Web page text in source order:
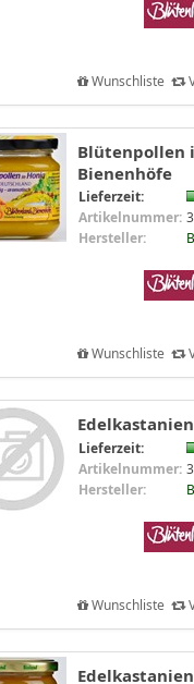
Wunschliste
Blütenpollen
Bienenhöfe
Lieferzeit:
Artikelnummer:
Hersteller:
Wunschliste
Lieferzeit:
Artikelnummer:
Hersteller:
Wunschliste